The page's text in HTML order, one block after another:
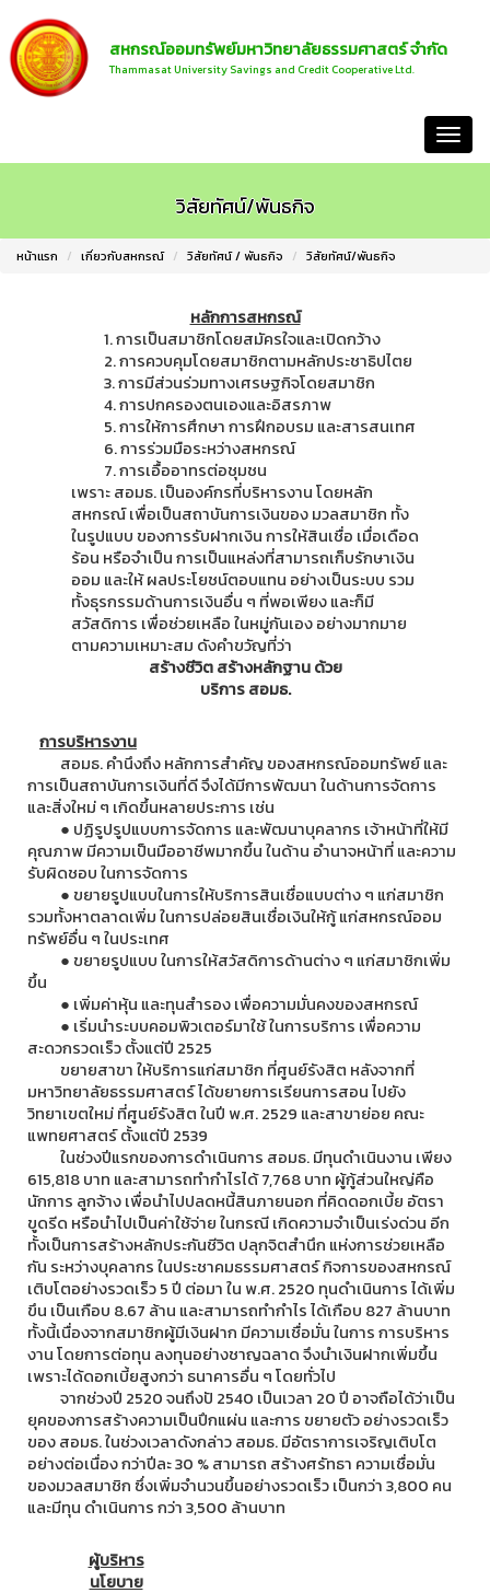
สหกรณ์ออมทรัพย์มหาวิทยาลัยธรรมศาสตร์ จำกัด
Thammasat University Savings and Credit Cooperative Ltd.
วิสัยทัศน์/พันธกิจ
หน้าแรก เกี่ยวกับสหกรณ์ วิสัยทัศน์ / พันธกิจ วิสัยทัศน์/พันธกิจ
หลักการสหกรณ์
1. การเป็นสมาชิกโดยสมัครใจและเปิดกว้าง
2. การควบคุมโดยสมาชิกตามหลักประชาธิปไตย
3. การมีส่วนร่วมทางเศรษฐกิจโดยสมาชิก
4. การปกครองตนเองและอิสรภาพ
5. การให้การศึกษา การฝึกอบรม และสารสนเทศ
6. การร่วมมือระหว่างสหกรณ์
7. การเอื้ออาทรต่อชุมชน
เพราะ สอมธ. เป็นองค์กรที่บริหารงาน โดยหลัก
สหกรณ์ เพื่อเป็นสถาบันการเงินของ มวลสมาชิก ทั้ง
ในรูปแบบ ของการรับฝากเงิน การให้สินเชื่อ เมื่อเดือด
ร้อน หรือจำเป็น การเป็นแหล่งที่สามารถเก็บรักษาเงิน
ออม และให้ ผลประโยชน์ตอบแทน อย่างเป็นระบบ รวม
ทั้งธุรกรรมด้านการเงินอื่น ๆ ที่พอเพียง และก็มี
สวัสดิการ เพื่อช่วยเหลือ ในหมู่กันเอง อย่างมากมาย
ตามความเหมาะสม ดังคำขวัญที่ว่า
สร้างชีวิต สร้างหลักฐาน ด้วย
บริการ สอมธ.
การบริหารงาน
สอมธ. คำนึงถึง หลักการสำคัญ ของสหกรณ์ออมทรัพย์ และ
การเป็นสถาบันการเงินที่ดี จึงได้มีการพัฒนา ในด้านการจัดการ
และสิ่งใหม่ ๆ เกิดขึ้นหลายประการ เช่น
● ปฏิรูปรูปแบบการจัดการ และพัฒนาบุคลากร เจ้าหน้าที่ให้มี
คุณภาพ มีความเป็นมืออาชีพมากขึ้น ในด้าน อำนาจหน้าที่ และความ
รับผิดชอบ ในการจัดการ
● ขยายรูปแบบในการให้บริการสินเชื่อแบบต่าง ๆ แก่สมาชิก
รวมทั้งหาตลาดเพิ่ม ในการปล่อยสินเชื่อเงินให้กู้ แก่สหกรณ์ออม
ทรัพย์อื่น ๆ ในประเทศ
● ขยายรูปแบบ ในการให้สวัสดิการด้านต่าง ๆ แก่สมาชิกเพิ่ม
ขึ้น
● เพิ่มค่าหุ้น และทุนสำรอง เพื่อความมั่นคงของสหกรณ์
● เริ่มนำระบบคอมพิวเตอร์มาใช้ ในการบริการ เพื่อความ
สะดวกรวดเร็ว ตั้งแต่ปี 2525
ขยายสาขา ให้บริการแก่สมาชิก ที่ศูนย์รังสิต หลังจากที่
มหาวิทยาลัยธรรมศาสตร์ ได้ขยายการเรียนการสอน ไปยัง
วิทยาเขตใหม่ ที่ศูนย์รังสิต ในปี พ.ศ. 2529 และสาขาย่อย คณะ
แพทยศาสตร์ ตั้งแต่ปี 2539
ในช่วงปีแรกของการดำเนินการ สอมธ. มีทุนดำเนินงาน เพียง
615,818 บาท และสามารถทำกำไรได้ 7,768 บาท ผู้กู้ส่วนใหญ่คือ
นักการ ลูกจ้าง เพื่อนำไปปลดหนี้สินภายนอก ที่คิดดอกเบี้ย อัตรา
ขูดรีด หรือนำไปเป็นค่าใช้จ่าย ในกรณี เกิดความจำเป็นเร่งด่วน อีก
ทั้งเป็นการสร้างหลักประกันชีวิต ปลุกจิตสำนึก แห่งการช่วยเหลือ
กัน ระหว่างบุคลากร ในประชาคมธรรมศาสตร์ กิจการของสหกรณ์
เติบโตอย่างรวดเร็ว 5 ปี ต่อมา ใน พ.ศ. 2520 ทุนดำเนินการ ได้เพิ่ม
ขึน เป็นเกือบ 8.67 ล้าน และสามารถทำกำไร ได้เกือบ 827 ล้านบาท
ทั้งนี้เนื่องจากสมาชิกผู้มีเงินฝาก มีความเชื่อมั่น ในการ การบริหาร
งาน โดยการต่อทุน ลงทุนอย่างชาญฉลาด จึงนำเงินฝากเพิ่มขึ้น
เพราะได้ดอกเบี้ยสูงกว่า ธนาคารอื่น ๆ โดยทั่วไป
จากช่วงปี 2520 จนถึงปั 2540 เป็นเวลา 20 ปี อาจถือได้ว่าเป็น
ยุคของการสร้างความเป็นปึกแผ่น และการ ขยายตัว อย่างรวดเร็ว
ของ สอมธ. ในช่วงเวลาดังกล่าว สอมธ. มีอัตราการเจริญเติบโต
อย่างต่อเนื่อง กว่าปีละ 30 % สามารถ สร้างศรัทธา ความเชื่อมั่น
ของมวลสมาชิก ซึ่งเพิ่มจำนวนขึ้นอย่างรวดเร็ว เป็นกว่า 3,800 คน
และมีทุน ดำเนินการ กว่า 3,500 ล้านบาท
ผู้บริหาร
นโยบาย